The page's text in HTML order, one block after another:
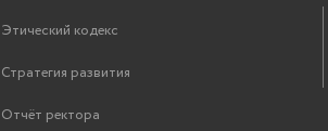
Этический кодекс
Стратегия развития
Отчёт ректора